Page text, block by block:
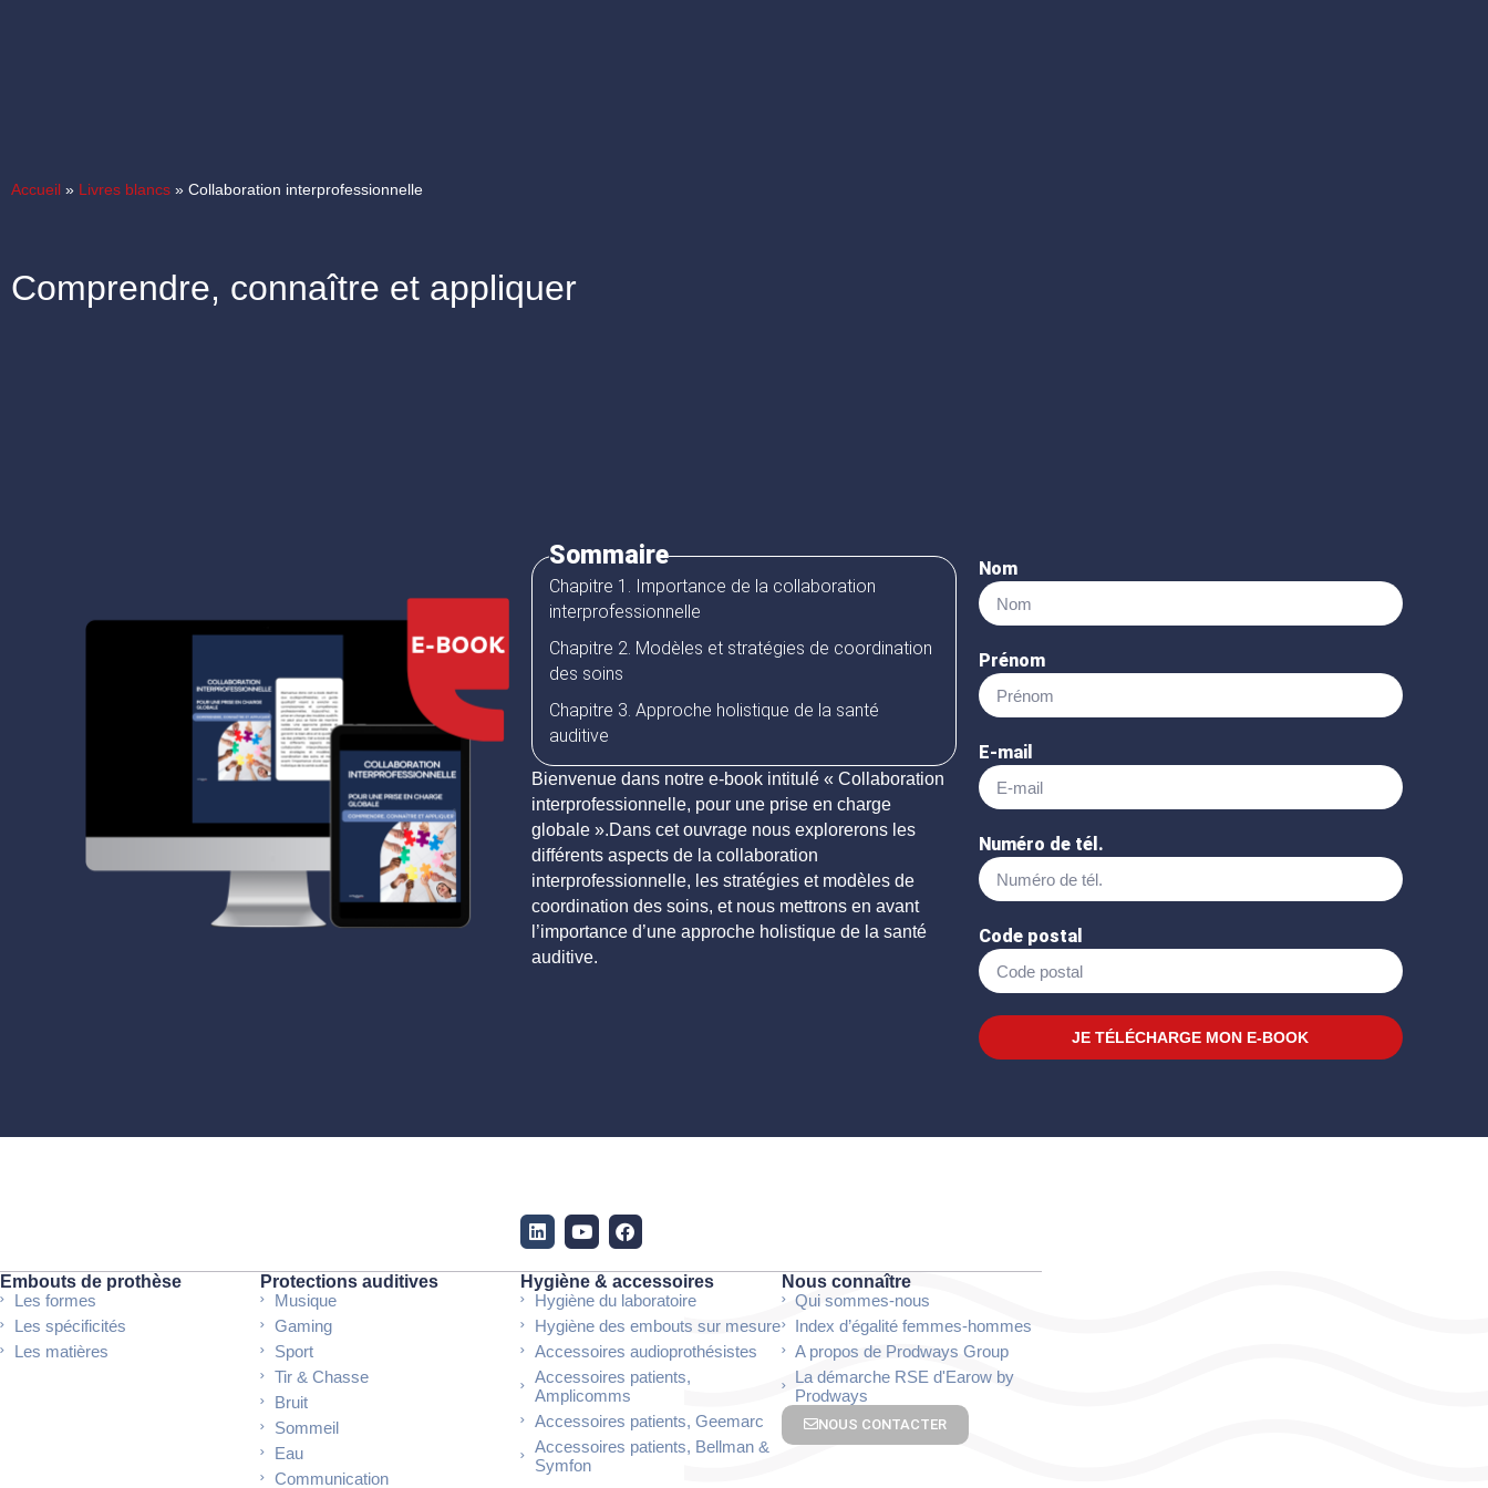
Accueil » Livres blancs » Collaboration interprofessionnelle
Comprendre, connaître et appliquer
Sommaire
Chapitre 1. Importance de la collaboration
interprofessionnelle
Chapitre 2. Modèles et stratégies de coordination
des soins
Chapitre 3. Approche holistique de la santé
auditive
Bienvenue dans notre e-book intitulé « Collaboration
interprofessionnelle, pour une prise en charge
globale ».Dans cet ouvrage nous explorerons les
différents aspects de la collaboration
interprofessionnelle, les stratégies et modèles de
coordination des soins, et nous mettrons en avant
l’importance d’une approche holistique de la santé
auditive.
Nom
Prénom
E-mail
Numéro de tél.
Code postal
JE TÉLÉCHARGE MON E-BOOK
Embouts de prothèse
Les formes
Les spécificités
Les matières
Protections auditives
Musique
Gaming
Sport
Tir & Chasse
Bruit
Sommeil
Eau
Communication
Hygiène & accessoires
Hygiène du laboratoire
Hygiène des embouts sur mesure
Accessoires audioprothésistes
Accessoires patients,
Amplicomms
Accessoires patients, Geemarc
Accessoires patients, Bellman &
Symfon
Nous connaître
Qui sommes-nous
Index d’égalité femmes-hommes
A propos de Prodways Group
La démarche RSE d'Earow by
Prodways
NOUS CONTACTER